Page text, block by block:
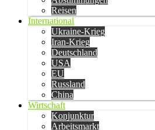
Reisen
International
Ukraine-Krieg
Iran-Krieg
Deutschland
USA
EU
Russland
China
Wirtschaft
Konjunktur
Arbeitsmarkt